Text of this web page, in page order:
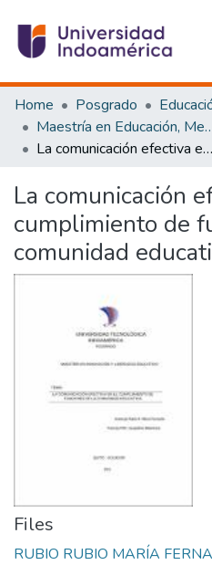
Communities & Collections
All of DSpace
Statistics
Home Posgrado
Maestría en Educación,
La comunicación efectiva en el cumplimiento de funciones de la comunidad educativa
La comunicación
cumplimiento de
comunidad
Files
RUBIO RUBIO MARÍA